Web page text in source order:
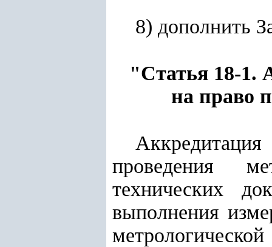
8) дополнить
"Статья 18-1.
на право
проведения
технических
выполнения